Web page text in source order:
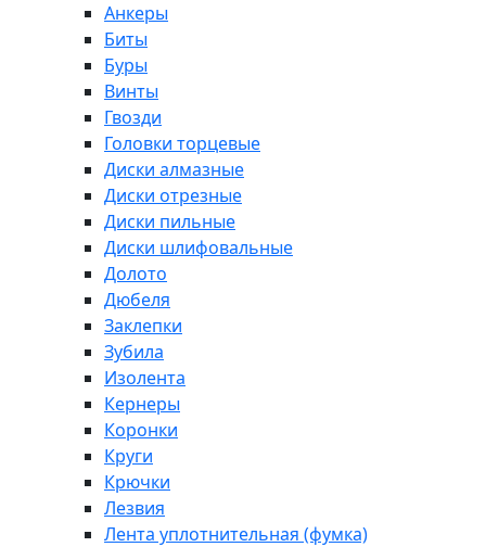
Анкеры
Биты
Буры
Винты
Гвозди
Головки торцевые
Диски алмазные
Диски отрезные
Диски пильные
Диски шлифовальные
Долото
Дюбеля
Заклепки
Зубила
Изолента
Кернеры
Коронки
Круги
Крючки
Лезвия
Лента уплотнительная (фумка)